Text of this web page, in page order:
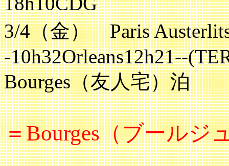
3/4（金） Paris
-
Bourges（友人宅）泊
＝Bourges（ブールジ